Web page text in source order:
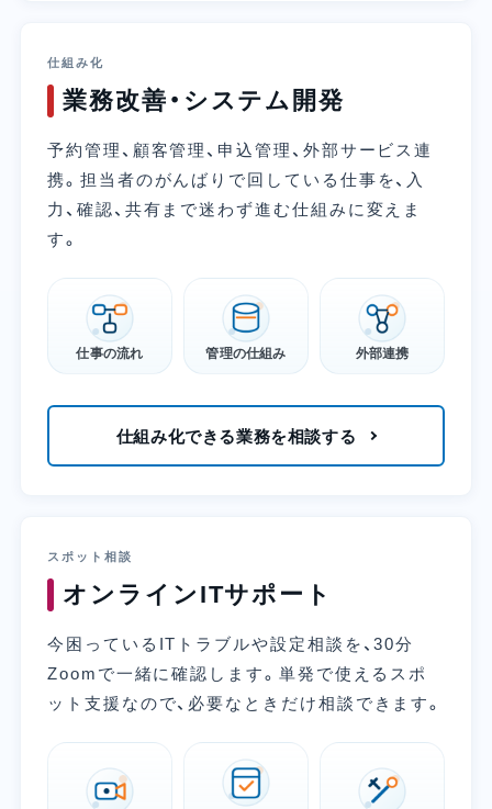
仕組み化
業務改善・システム開発
予約管理、顧客管理、申込管理、外部サービス連
携。担当者のがんばりで回している仕事を、入
力、確認、共有まで迷わず進む仕組みに変えま
す。
仕事の流れ 管理の仕組み 外部連携
仕組み化できる業務を相談する
スポット相談
オンラインITサポート
今困っているITトラブルや設定相談を、30分
Zoomで一緒に確認します。単発で使えるスポ
ット支援なので、必要なときだけ相談できます。